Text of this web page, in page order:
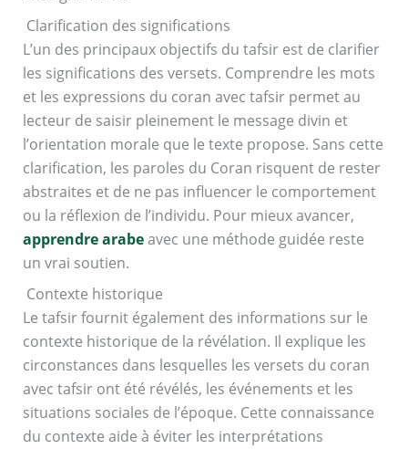
Clarification des significations
L’un des principaux objectifs du tafsir est de clarifier
les significations des versets. Comprendre les mots
et les expressions du coran avec tafsir permet au
lecteur de saisir pleinement le message divin et
l’orientation morale que le texte propose. Sans cette
clarification, les paroles du Coran risquent de rester
abstraites et de ne pas influencer le comportement
ou la réflexion de l’individu. Pour mieux avancer,
apprendre arabeavec une méthode guidée reste
un vrai soutien.
Contexte historique
Le tafsir fournit également des informations sur le
contexte historique de la révélation. Il explique les
circonstances dans lesquelles les versets du coran
avec tafsir ont été révélés, les événements et les
situations sociales de l’époque. Cette connaissance
du contexte aide à éviter les interprétations